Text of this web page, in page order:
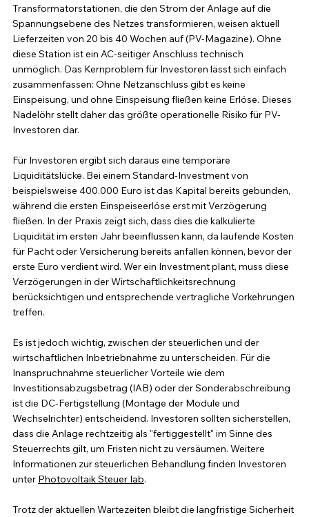
Transformatorstationen, die den Strom der Anlage auf die
Spannungsebene des Netzes transformieren, weisen aktuell
Lieferzeiten von 20 bis 40 Wochen auf (PV-Magazine). Ohne
diese Station ist ein AC-seitiger Anschluss technisch
unmöglich. Das Kernproblem für Investoren lässt sich einfach
zusammenfassen: Ohne Netzanschluss gibt es keine
Einspeisung, und ohne Einspeisung fließen keine Erlöse. Dieses
Nadelöhr stellt daher das größte operationelle Risiko für PV-
Investoren dar.
Für Investoren ergibt sich daraus eine temporäre
Liquiditätslücke. Bei einem Standard-Investment von
beispielsweise 400.000 Euro ist das Kapital bereits gebunden,
während die ersten Einspeiseerlöse erst mit Verzögerung
fließen. In der Praxis zeigt sich, dass dies die kalkulierte
Liquidität im ersten Jahr beeinflussen kann, da laufende Kosten
für Pacht oder Versicherung bereits anfallen können, bevor der
erste Euro verdient wird. Wer ein Investment plant, muss diese
Verzögerungen in der Wirtschaftlichkeitsrechnung
berücksichtigen und entsprechende vertragliche Vorkehrungen
treffen.
Es ist jedoch wichtig, zwischen der steuerlichen und der
wirtschaftlichen Inbetriebnahme zu unterscheiden. Für die
Inanspruchnahme steuerlicher Vorteile wie dem
Investitionsabzugsbetrag (IAB) oder der Sonderabschreibung
ist die DC-Fertigstellung (Montage der Module und
Wechselrichter) entscheidend. Investoren sollten sicherstellen,
dass die Anlage rechtzeitig als "fertiggestellt" im Sinne des
Steuerrechts gilt, um Fristen nicht zu versäumen. Weitere
Informationen zur steuerlichen Behandlung finden Investoren
unter Photovoltaik Steuer Iab.
Trotz der aktuellen Wartezeiten bleibt die langfristige Sicherheit